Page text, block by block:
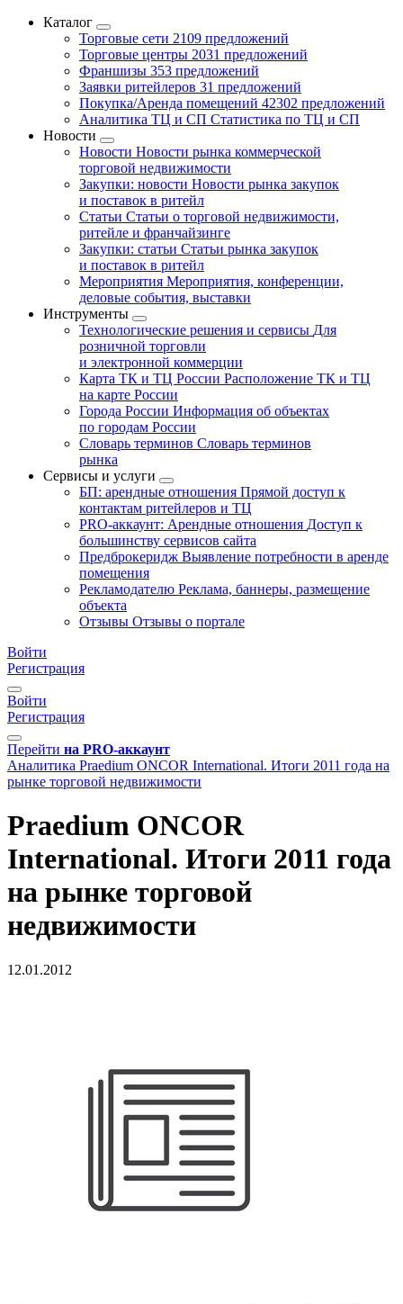
Каталог
Торговые сети 2109 предложений
Торговые центры 2031 предложений
Франшизы 353 предложений
Заявки ритейлеров 31 предложений
Покупка/Аренда помещений 42302 предложений
Аналитика ТЦ и СП Статистика по ТЦ и СП
Новости
Новости Новости рынка коммерческой
торговой недвижимости
Закупки: новости Новости рынка закупок
и поставок в ритейл
Статьи Статьи о торговой недвижимости,
ритейле и франчайзинге
Закупки: статьи Статьи рынка закупок
и поставок в ритейл
Мероприятия Мероприятия, конференции,
деловые события, выставки
Инструменты
Технологические решения и сервисы Для
розничной торговли
и электронной коммерции
Карта ТК и ТЦ России Расположение ТК и ТЦ
на карте России
Города России Информация об объектах
по городам России
Словарь терминов Словарь терминов
рынка
Сервисы и услуги
БП: арендные отношения Прямой доступ к
контактам ритейлеров и ТЦ
PRO-аккаунт: Арендные отношения Доступ к
большинству сервисов сайта
Предброкеридж Выявление потребности в аренде
помещения
Рекламодателю Реклама, баннеры, размещение
объекта
Отзывы Отзывы о портале
Войти
Регистрация
Войти
Регистрация
Перейти на PRO-аккаунт
Аналитика Praedium ONCOR International. Итоги 2011 года на
рынке торговой недвижимости
Praedium ONCOR
International. Итоги 2011 года
на рынке торговой
недвижимости
12.01.2012